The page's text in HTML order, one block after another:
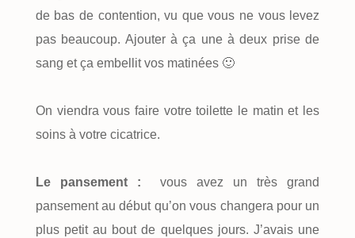
de bas de contention, vu que vous ne vous levez
pas beaucoup. Ajouter à ça une à deux prise de
sang et ça embellit vos matinées 🙂
On viendra vous faire votre toilette le matin et les
soins à votre cicatrice.
Le pansement :
vous avez un très grand
pansement au début qu’on vous changera pour un
plus petit au bout de quelques jours. J’avais une